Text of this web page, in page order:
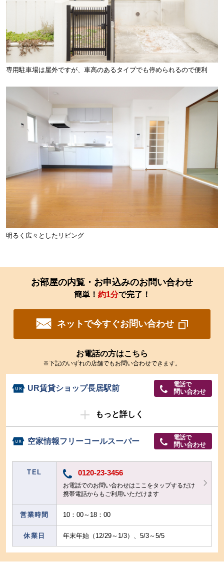
専用駐車場は屋外ですが、車高のあるタイプでも停められるので便利
明るく広々としたリビング
お部屋の内覧・お申込みのお問い合わせ
簡単！ 約1分で完了！
ネットで今すぐお問い合わせ
お電話の方はこちら
※下記のいずれの店舗でもお問い合わせできます。
UR賃貸ショップ長居駅前 電話で
問い合わせ
もっと詳しく
空家情報フリーコールスーパー 電話で
問い合わせ
TEL 0120-23-3456
お電話でのお問い合わせはここをタップするだけ
携帯電話からもご利用いただけます
営業時間 10：00～18：00
休業日 年末年始（12/29～1/3）、5/3～5/5